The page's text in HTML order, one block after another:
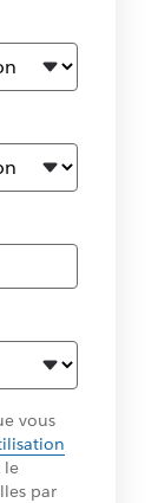
vous
le
par